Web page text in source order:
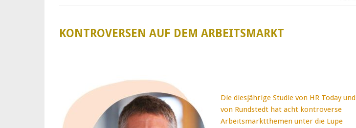
KONTROVERSEN AUF DEM ARBEITSMARKT
Die diesjährige Studie von HR Today und
von Rundstedt hat acht kontroverse
Arbeitsmarktthemen unter die Lupe